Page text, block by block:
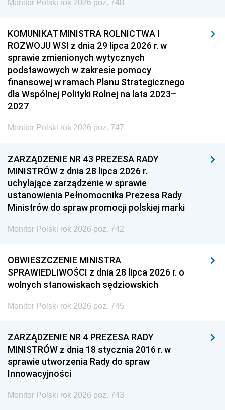
Monitor Polski rok 2026 poz. 748
KOMUNIKAT MINISTRA ROLNICTWA I
ROZWOJU WSI z dnia 29 lipca 2026 r. w
sprawie zmienionych wytycznych
podstawowych w zakresie pomocy
finansowej w ramach Planu Strategicznego
dla Wspólnej Polityki Rolnej na lata 2023–
2027
Monitor Polski rok 2026 poz. 747
ZARZĄDZENIE NR 43 PREZESA RADY
MINISTRÓW z dnia 28 lipca 2026 r.
uchylające zarządzenie w sprawie
ustanowienia Pełnomocnika Prezesa Rady
Ministrów do spraw promocji polskiej marki
Monitor Polski rok 2026 poz. 742
OBWIESZCZENIE MINISTRA
SPRAWIEDLIWOŚCI z dnia 28 lipca 2026 r. o
wolnych stanowiskach sędziowskich
Monitor Polski rok 2026 poz. 745
ZARZĄDZENIE NR 4 PREZESA RADY
MINISTRÓW z dnia 18 stycznia 2016 r. w
sprawie utworzenia Rady do spraw
Innowacyjności
Monitor Polski rok 2026 poz. 743